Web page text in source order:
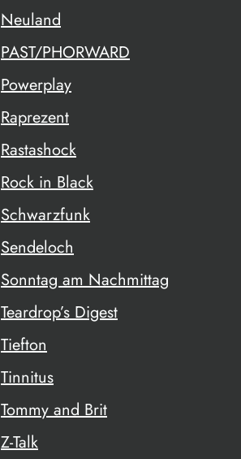
Neuland
PAST/PHORWARD
Powerplay
Raprezent
Rastashock
Rock in Black
Schwarzfunk
Sendeloch
Sonntag am Nachmittag
Teardrop’s Digest
Tiefton
Tinnitus
Tommy and Brit
Z-Talk